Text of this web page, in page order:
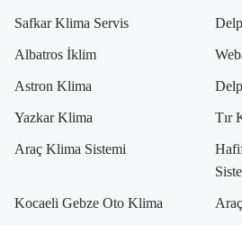
Safkar Klima Servis
Albatros İklim
Astron Klima
Yazkar Klima Tır
Araç Klima Sistemi
Kocaeli Gebze Oto Klima